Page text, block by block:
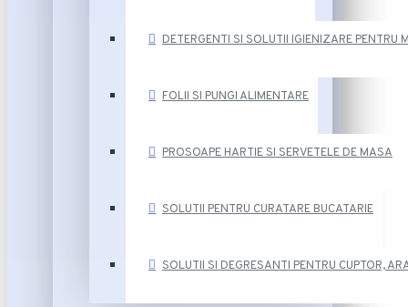
DETERGENTI SI SOLUTII IGIENIZARE PENTRU
FOLII SI PUNGI ALIMENTARE
PROSOAPE HARTIE SI SERVETELE DE MASA
SOLUTII PENTRU CURATARE BUCATARIE
SOLUTII SI DEGRESANTI PENTRU CUPTOR,